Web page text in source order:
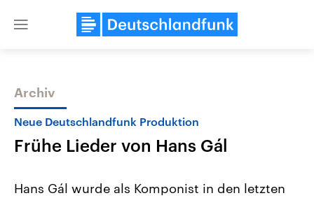
Close
Themen
Archiv
Neue Deutschlandfunk Produktion
Frühe Lieder von Hans Gál
Hans Gál wurde als Komponist in den letzten